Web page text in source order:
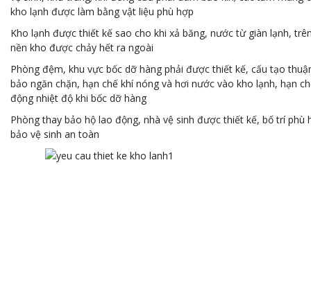
kho lạnh được làm bằng vật liệu phù hợp
Kho lạnh được thiết kế sao cho khi xả băng, nước từ giàn lạnh,
nền kho được chảy hết ra ngoài
Phòng đệm, khu vực bốc dỡ hàng phải được thiết kế, cấu tạo
bảo ngăn chặn, hạn chế khí nóng và hơi nước vào kho lạnh, hạn
động nhiệt độ khi bốc dỡ hàng
Phòng thay bảo hộ lao động, nhà vệ sinh được thiết kế, bố trí phù
bảo vệ sinh an toàn